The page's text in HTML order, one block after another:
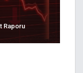
Raporu